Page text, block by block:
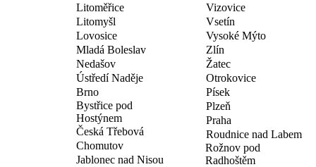
Litoměřice
Litomyšl
Lovosice
Mladá Boleslav
Nedašov
Vizovice
Vsetín
Vysoké Mýto
Zlín
Žatec
Ústředí Naděje
Brno
Bystřice pod
Hostýnem
Česká Třebová
Chomutov
Jablonec nad Nisou
Otrokovice
Písek
Plzeň
Praha
Roudnice nad Labem
Rožnov pod
Radhoštěm